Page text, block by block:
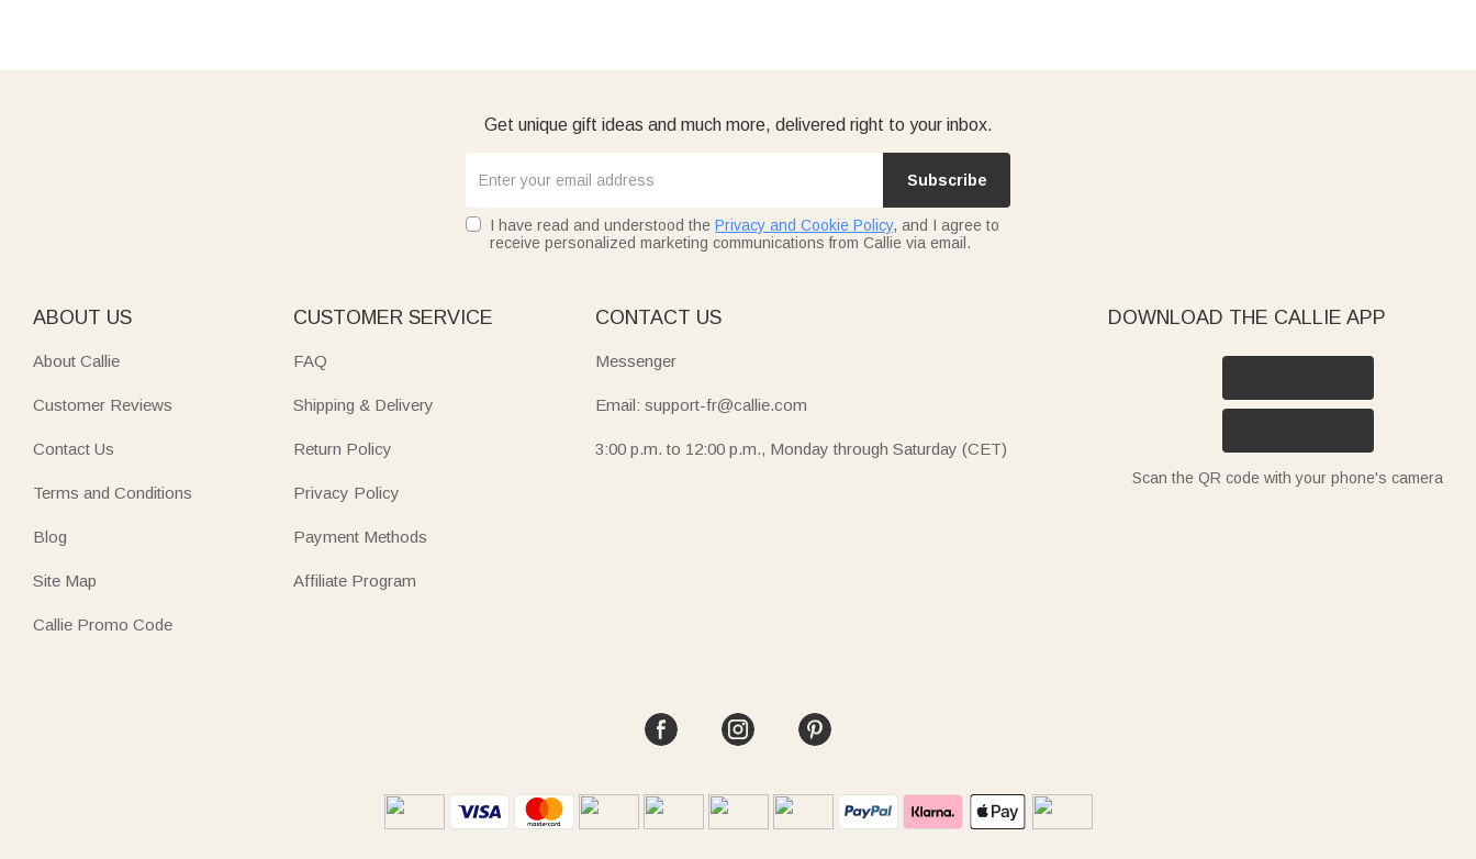
Get unique gift ideas and much more, delivered right to your inbox.
Subscribe
I have read and understood the Privacy and Cookie Policy, and I agree to
receive personalized marketing communications from Callie via email.
ABOUT US
About Callie
Customer Reviews
Contact Us
Terms and Conditions
Blog
Site Map
Callie Promo Code
CUSTOMER SERVICE
FAQ
Shipping & Delivery
Return Policy
Privacy Policy
Payment Methods
Affiliate Program
CONTACT US
Messenger
Email: support-fr@callie.com
3:00 p.m. to 12:00 p.m., Monday through Saturday (CET)
DOWNLOAD THE CALLIE APP
Scan the QR code with your phone's camera